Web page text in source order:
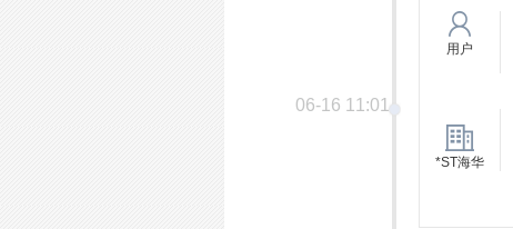
06-16 11:01
用户
*ST海华